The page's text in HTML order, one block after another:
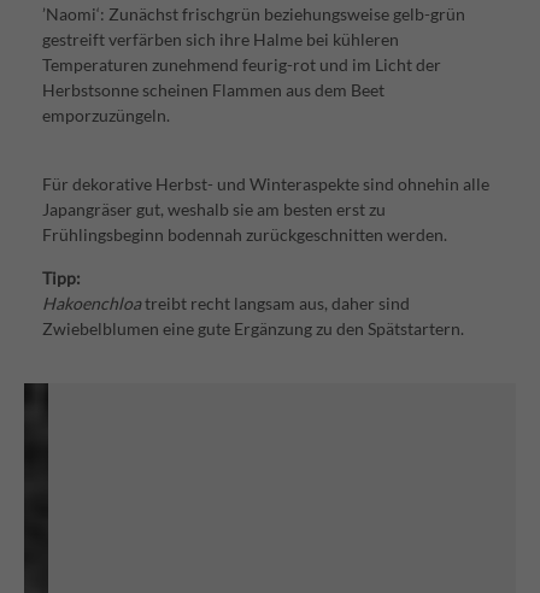
’Naomi‘: Zunächst frischgrün beziehungsweise gelb-grün
gestreift verfärben sich ihre Halme bei kühleren
Temperaturen zunehmend feurig-rot und im Licht der
Herbstsonne scheinen Flammen aus dem Beet
emporzuzüngeln.
Für dekorative Herbst- und Winteraspekte sind ohnehin alle
Japangräser gut, weshalb sie am besten erst zu
Frühlingsbeginn bodennah zurückgeschnitten werden.
Tipp:
Hakoenchloatreibt recht langsam aus, daher sind
Zwiebelblumen eine gute Ergänzung zu den Spätstartern.